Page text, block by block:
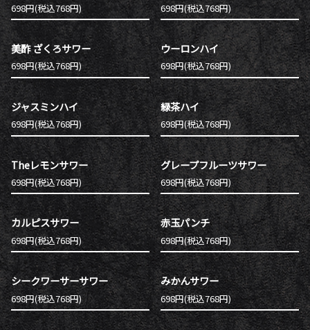
698円(税込768円) 698円(税込768円)
美酢 ざくろサワー
698円(税込768円)
ウーロンハイ
698円(税込768円)
ジャスミンハイ
698円(税込768円)
緑茶ハイ
698円(税込768円)
Theレモンサワー
698円(税込768円)
グレープフルーツサワー
698円(税込768円)
カルピスサワー
698円(税込768円)
赤玉パンチ
698円(税込768円)
シークワーサーサワー
698円(税込768円)
みかんサワー
698円(税込768円)